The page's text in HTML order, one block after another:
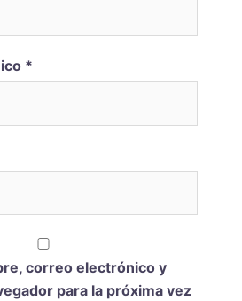
*
correo electrónico y
para la próxima vez